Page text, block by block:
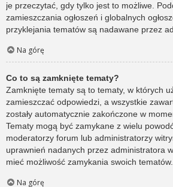
je przeczytać, gdy tylko jest to możliwe.
zamieszczania ogłoszeń i globalnych
przyklejania tematów są nadawane przez
Na górę
Co to są zamknięte tematy?
Zamknięte tematy są to tematy, w których
zamieszczać odpowiedzi, a wszystkie
zostały automatycznie zakończone w
Tematy mogą być zamykane z wielu
moderatorzy forum lub administratorzy
uprawnień nadanych przez administratora
mieć możliwość zamykania swoich tematów.
Na górę